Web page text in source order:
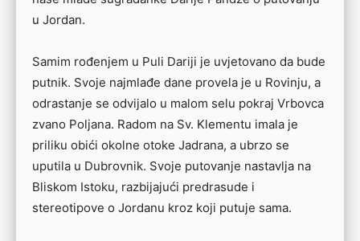
u Jordan.
Samim rođenjem u Puli Dariji je uvjetovano da bude
putnik. Svoje najmlađe dane provela je u Rovinju, a
odrastanje se odvijalo u malom selu pokraj Vrbovca
zvano Poljana. Radom na Sv. Klementu imala je
priliku obići okolne otoke Jadrana, a ubrzo se
uputila u Dubrovnik. Svoje putovanje nastavlja na
Bliskom Istoku, razbijajući predrasude i
stereotipove o Jordanu kroz koji putuje sama.